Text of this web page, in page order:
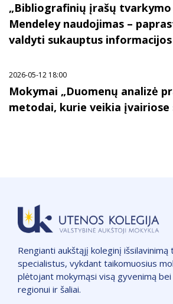
„Bibliografinių įrašų
Mendeley naudojimas –
valdyti sukauptus
2026-05-12 18:00
Mokymai „Duomenų analizė
metodai, kurie veikia įvairiose
Rengianti aukštąjį koleginį išsilavinimą
specialistus, vykdant taikomuosius
plėtojant mokymąsi visą gyvenimą
regionui ir šaliai.